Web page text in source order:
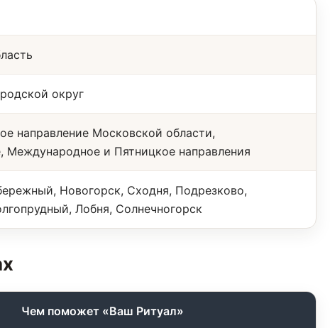
округ
направление Московской области,
Международное и Пятницкое направления
Новогорск, Сходня, Подрезково,
Лобня, Солнечногорск
Чем поможет «Ваш Ритуал»